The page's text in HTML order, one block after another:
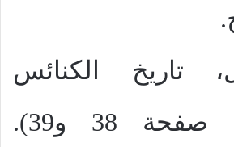
تاريخ الكنائس
المعمدانيّة، صفحة 38 و39).